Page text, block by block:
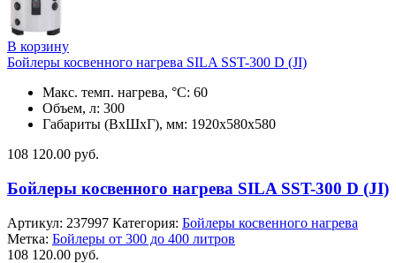
В корзину
Бойлеры косвенного нагрева SILA SST-300 D (JI)
Макс. темп. нагрева, °С: 60
Объем, л: 300
Габариты (ВхШхГ), мм: 1920x580x580
108 120.00 руб.
Бойлеры косвенного нагрева SILA SST-300 D (JI)
Артикул: 237997 Категория: Бойлеры косвенного нагрева
Метка: Бойлеры от 300 до 400 литров
108 120.00 руб.